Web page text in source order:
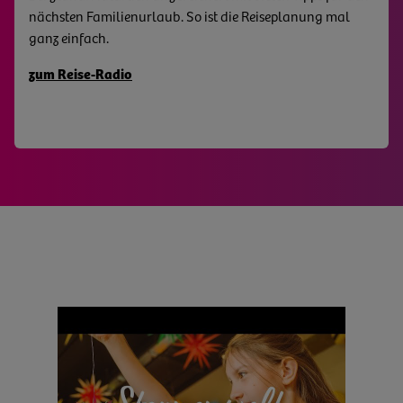
zu den Freizeitknüllern der Oberlausitz
nächsten Familienurlaub. So ist die Reiseplanung mal
ganz einfach.
zum Reise-Radio